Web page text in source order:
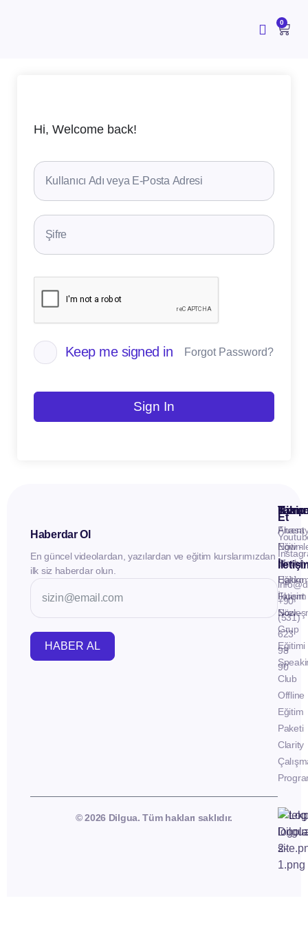
0
Hi, Welcome back!
Keep me signed in Forgot Password?
Sign In
Haberdar Ol
En güncel videolardan, yazılardan ve eğitim kurslarımızdan
ilk siz haberdar olun.
HABER AL
İletişim
Fluent
Now -
Birebir
Eğitim
Fluent
Now -
Grup
Eğitimi
Club
Offline
Eğitim
Paketi
Clarity
Takip
Et
+90
(531)
623
98
90
© 2026 Dilgua. Tüm hakları saklıdır.